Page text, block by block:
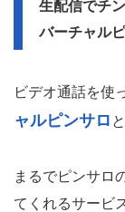
生配信でチ
バーチャル
ビデオ通話を使
ャルピンサロ
まるでピンサロ
てくれるサービ